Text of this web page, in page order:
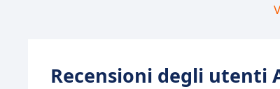
Recensioni degli utenti